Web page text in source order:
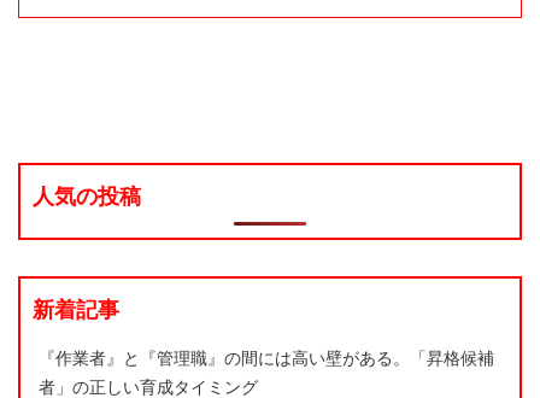
人気の投稿
新着記事
『作業者』と『管理職』の間には高い壁がある。「昇格候補
者」の正しい育成タイミング